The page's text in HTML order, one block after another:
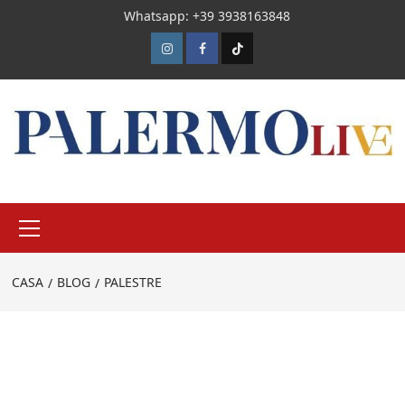
Whatsapp: +39 3938163848
InstagramFacebook
TikTok
principale
CASA BLOG PALESTRE